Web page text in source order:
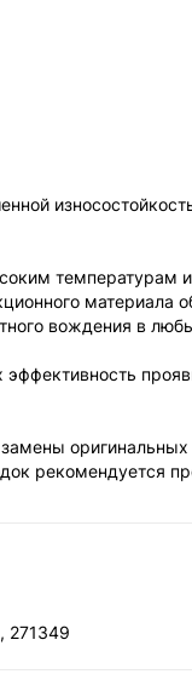
температурам
материала
вождения в
оригинальных
рекомендуется
271349